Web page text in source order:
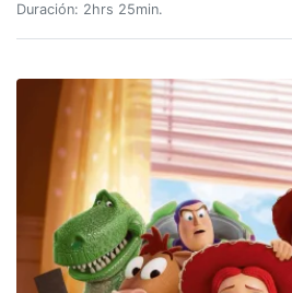
Duración: 2hrs 25min.